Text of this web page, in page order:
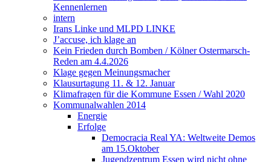
Kennenlernen
intern
Irans Linke und MLPD LINKE
J’accuse, ich klage an
Kein Frieden durch Bomben / Kölner Ostermarsch-
Reden am 4.4.2026
Klage gegen Meinungsmacher
Klausurtagung 11. & 12. Januar
Klimafragen für die Kommune Essen / Wahl 2020
Kommunalwahlen 2014
Energie
Erfolge
Democracia Real YA: Weltweite Demos
am 15.Oktober
Jugendzentrum Essen wird nicht ohne